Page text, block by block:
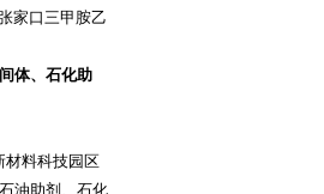
家口三甲胺乙
体、石化助
材料科技园区
油助剂、石化